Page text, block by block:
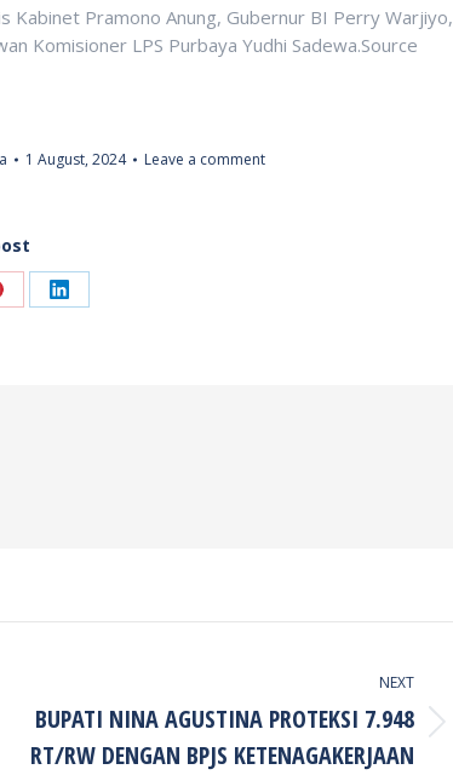
Kabinet Pramono Anung, Gubernur BI Perry Warjiyo,
Komisioner LPS Purbaya Yudhi Sadewa.Source
1 August, 2024 Leave a comment
Share
NEXT
Next
post:
BUPATI NINA AGUSTINA PROTEKSI 7.948
RT/RW DENGAN BPJS KETENAGAKERJAAN